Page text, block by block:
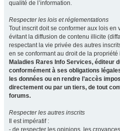
qualité de l’information.
Respecter les lois et réglementations
Tout inscrit doit se conformer aux lois en
évitant la diffusion de contenu illicite
respectant la vie privée des autres
en se conformant au droit de la
Maladies Rares Info Services, éditeur
conformément à ses obligations
les données ou en rendre l’accès
directement ou par un tiers, de tout
forums.
Respecter les autres inscrits
Il est impératif :
- de respecter les opinions, les